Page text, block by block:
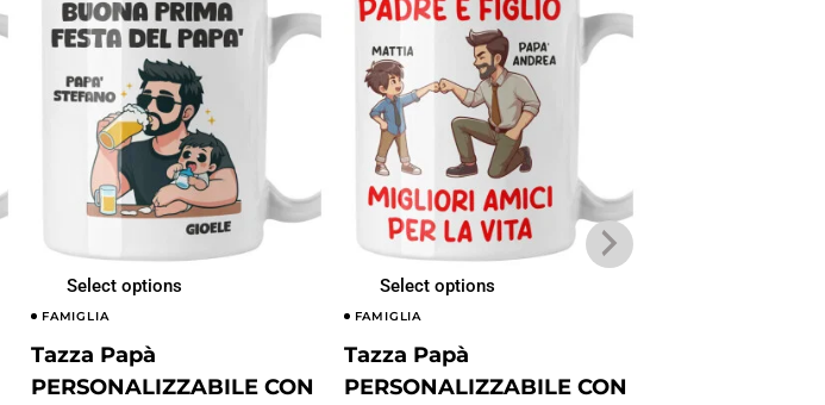
Select options
FAMIGLIA
Tazza Papà
PERSONALIZZABILE CON
Select options
FAMIGLIA
Tazza Papà
PERSONALIZZABILE CON